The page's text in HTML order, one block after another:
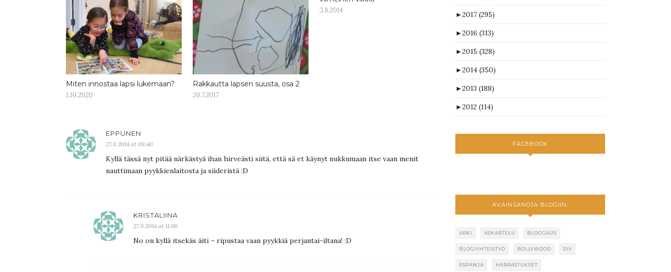
Miten innostaa lapsi lukemaan?
1.10.2020
Rakkautta lapsen suusta, osa 2
20.7.2017
3.8.2014
EPPUNEN
27.9.2014 at 08:40
Kyllä tässä nyt pitää närkästyä ihan hirveästi siitä, että sä et käynyt nukkumaan itse vaan menit
nauttimaan pyykkienlaitosta ja siideristä :D
KRISTALIINA
27.9.2014 at 11:06
No on kyllä itsekäs äiti – ripustaa vaan pyykkiä perjantai-iltana! :D
►2017 (295)
►2016 (313)
►2015 (328)
►2014 (350)
►2013 (188)
►2012 (114)
FACEBOOK
AVAINSANOJA BLOGIIN:
ARKI ASKARTELU BLOGGAUS
BLOGIYHTEISTYÖ BOLLYWOOD DIY
ESPANJA HARRASTUKSET